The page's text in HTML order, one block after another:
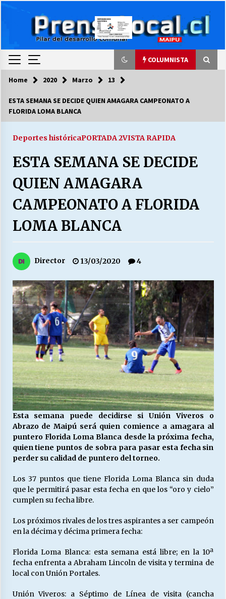
COLUMNISTA
COLUMNISTA
03/08/2026
LA DC POR SIEMPRE.RECORDANDO 69 AÑOS DE
28/07/2026
“ORGULLOSOS DE SER DC” SALUDA EL
27/07/2026
LABORAL:
Escuela hospitalaria El Carmen de Maipu.
25/06/2026
¿Qué habrían dicho?
23/06/2026
VOLVER A SER ALTERNATIVA
16/06/2026
MUNICIPALIDADES, HONORARIOS, DESPIDOS
28/05/2026
Releyendo la Rerum Novarum a 135 años. “La
cuestión social hoy”.
16/05/2026
S.O.S. a los ricos, Save Our Souls (Salvar
30/04/2026
¿Asesores con doble sueldo?
Home 2020 Marzo 13
ESTA SEMANA SE DECIDE QUIEN AMAGARA CAMPEONATO A
FLORIDA LOMA BLANCA
Deportes históricaPORTADA 2VISTA RAPIDA
ESTA SEMANA SE DECIDE
QUIEN AMAGARA
CAMPEONATO A FLORIDA
LOMA BLANCA
Director 13/03/2020 4
Esta semana puede decidirse si Unión Viveros o
Abrazo de Maipú será quien comience a amagara al
puntero Florida Loma Blanca desde la próxima fecha,
quien tiene puntos de sobra para pasar esta fecha sin
perder su calidad de puntero del torneo.
Los 37 puntos que tiene Florida Loma Blanca sin duda
que le permitirá pasar esta fecha en que los “oro y cielo”
cumplen su fecha libre.
Los próximos rivales de los tres aspirantes a ser campeón
en la décima y décima primera fecha:
Florida Loma Blanca: esta semana está libre; en la 10ª
fecha enfrenta a Abraham Lincoln de visita y termina de
local con Unión Portales.
Unión Viveros: a Séptimo de Línea de visita (cancha